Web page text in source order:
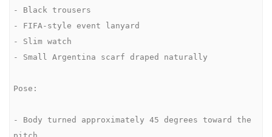
- Black trousers
- FIFA-style event lanyard
- Slim watch
- Small Argentina scarf draped naturally
Pose:
- Body turned approximately 45 degrees toward the